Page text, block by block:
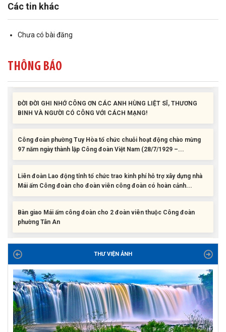
Các tin khác
Chưa có bài đăng
THÔNG BÁO
Bàn giao Mái ấm công đoàn cho 2 đoàn viên thuộc Công đoàn
cho con đoàn viên, người lao động khó khăn trước khai...
ĐỜI ĐỜI GHI NHỚ CÔNG ƠN CÁC ANH HÙNG LIỆT SĨ, THƯƠNG
BINH VÀ NGƯỜI CÓ CÔNG VỚI CÁCH MẠNG!
Công đoàn phường Tuy Hòa tổ chức chuỗi hoạt động chào mừng
97 năm ngày thành lập Công đoàn Việt Nam (28/7/1929 –...
Liên đoàn Lao động tỉnh tổ chức trao kinh phí hỗ trợ xây dựng nhà
Mái ấm Công đoàn cho đoàn viên công đoàn có hoàn cảnh...
Bàn giao Mái ấm công đoàn cho 2 đoàn viên thuộc Công đoàn
phường Tân An
Liên đoàn Lao động tỉnh trao tặng 100 bộ bút chấm đọc tiếng Anh
cho con đoàn viên, người lao động khó khăn trước khai...
ĐỜI ĐỜI GHI NHỚ CÔNG ƠN CÁC ANH HÙNG LIỆT SĨ, THƯƠNG
BINH VÀ NGƯỜI CÓ CÔNG VỚI CÁCH MẠNG!
Công đoàn phường Tuy Hòa tổ chức chuỗi hoạt động chào mừng
97 năm ngày thành lập Công đoàn Việt Nam (28/7/1929 –...
THƯ VIỆN ẢNH